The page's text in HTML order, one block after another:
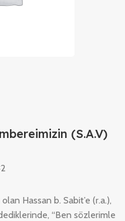
(S.A.V)
Hassan b. Sabit’e (r.a.),
“Ben sözlerimle